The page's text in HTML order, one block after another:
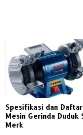
Spesifikasi dan
Mesin Gerinda Duduk
Merk